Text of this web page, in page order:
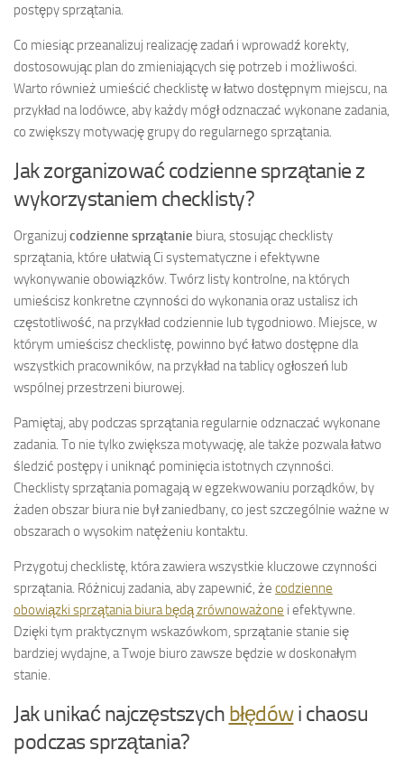
postępy sprzątania.
Co miesiąc przeanalizuj realizację zadań i wprowadź korekty,
dostosowując plan do zmieniających się potrzeb i możliwości.
Warto również umieścić checklistę w łatwo dostępnym miejscu, na
przykład na lodówce, aby każdy mógł odznaczać wykonane zadania,
co zwiększy motywację grupy do regularnego sprzątania.
Jak zorganizować codzienne sprzątanie z
wykorzystaniem checklisty?
Organizuj codzienne sprzątanie biura, stosując checklisty
sprzątania, które ułatwią Ci systematyczne i efektywne
wykonywanie obowiązków. Twórz listy kontrolne, na których
umieścisz konkretne czynności do wykonania oraz ustalisz ich
częstotliwość, na przykład codziennie lub tygodniowo. Miejsce, w
którym umieścisz checklistę, powinno być łatwo dostępne dla
wszystkich pracowników, na przykład na tablicy ogłoszeń lub
wspólnej przestrzeni biurowej.
Pamiętaj, aby podczas sprzątania regularnie odznaczać wykonane
zadania. To nie tylko zwiększa motywację, ale także pozwala łatwo
śledzić postępy i uniknąć pominięcia istotnych czynności.
Checklisty sprzątania pomagają w egzekwowaniu porządków, by
żaden obszar biura nie był zaniedbany, co jest szczególnie ważne w
obszarach o wysokim natężeniu kontaktu.
Przygotuj checklistę, która zawiera wszystkie kluczowe czynności
sprzątania. Różnicuj zadania, aby zapewnić, że codzienne
obowiązki sprzątania biura będą zrównoważone i efektywne.
Dzięki tym praktycznym wskazówkom, sprzątanie stanie się
bardziej wydajne, a Twoje biuro zawsze będzie w doskonałym
stanie.
Jak unikać najczęstszych błędówi chaosu
podczas sprzątania?